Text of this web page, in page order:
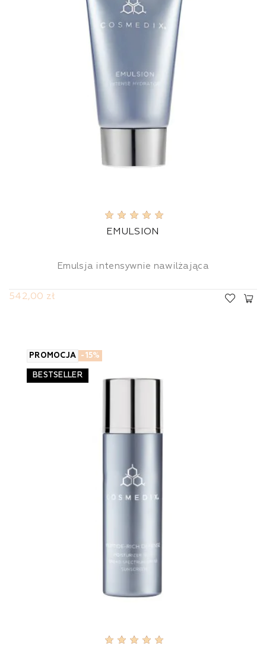
EMULSION
Emulsja intensywnie nawilżająca
542,00 zł
PROMOCJA -15%
BESTSELLER